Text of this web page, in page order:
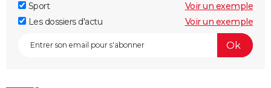
Sport
Voir un exemple
Les dossiers d'actu
Voir un exemple